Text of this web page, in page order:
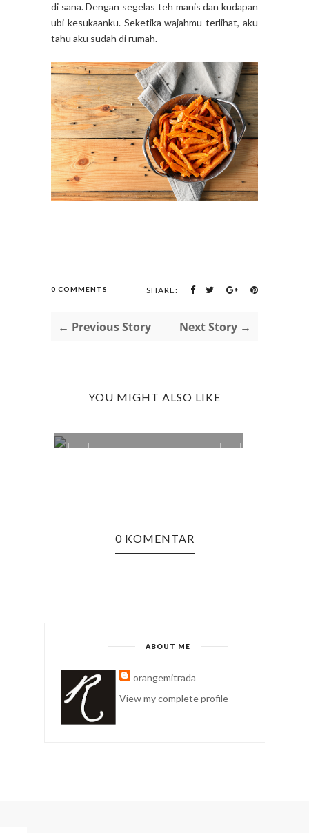
di sana. Dengan segelas teh manis dan kudapan
ubi kesukaanku. Seketika wajahmu terlihat, aku
tahu aku sudah di rumah.
0 COMMENTS SHARE:
← Previous Story Next Story →
YOU MIGHT ALSO LIKE
0 KOMENTAR
ABOUT ME
orangemitrada
View my complete profile